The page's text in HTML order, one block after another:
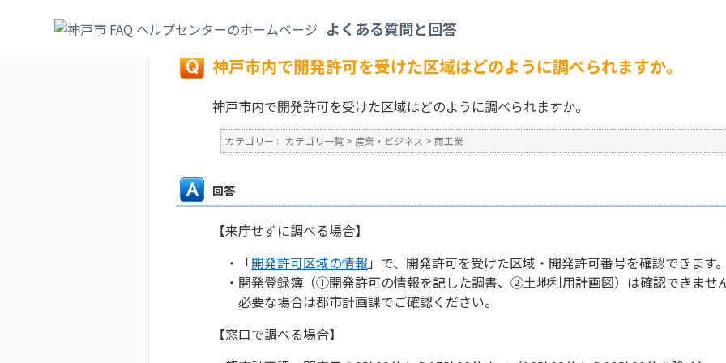
よくある質問と回答
戻る
神戸市内で開発許可を受けた区域はどのように調べられますか。
神戸市内で開発許可を受けた区域はどのように調べられますか。
カテゴリー : カテゴリ一覧 > 産業・ビジネス > 商工業
回答
【来庁せずに調べる場合】
・「開発許可区域の情報 」で、開発許可を受けた区域・開発許可番号を確認できます。
・開発登録簿（①開発許可の情報を記した調書、②土地利用計画図）は確認できません
必要な場合は都市計画課でご確認ください。
【窓口で調べる場合】